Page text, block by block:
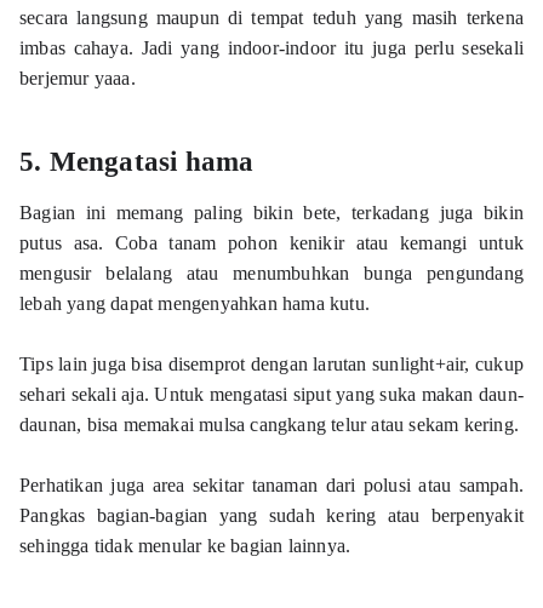
secara langsung maupun di tempat teduh yang masih terkena
imbas cahaya. Jadi yang indoor-indoor itu juga perlu sesekali
berjemur yaaa.
5. Mengatasi hama
Bagian ini memang paling bikin bete, terkadang juga bikin
putus asa. Coba tanam pohon kenikir atau kemangi untuk
mengusir belalang atau menumbuhkan bunga pengundang
lebah yang dapat mengenyahkan hama kutu.
Tips lain juga bisa disemprot dengan larutan sunlight+air, cukup
sehari sekali aja. Untuk mengatasi siput yang suka makan daun-
Perhatikan juga area sekitar tanaman dari polusi atau sampah.
Pangkas bagian-bagian yang sudah kering atau berpenyakit
sehingga tidak menular ke bagian lainnya.